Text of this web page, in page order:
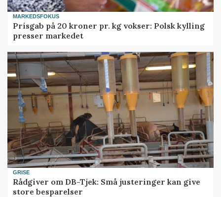
MARKEDSFOKUS
Prisgab på 20 kroner pr. kg vokser: Polsk kylling
presser markedet
GRISE
Rådgiver om DB-Tjek: Små justeringer kan give
store besparelser